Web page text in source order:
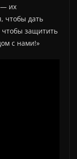
— их
чтобы дать
чтобы защитить
с нами!»